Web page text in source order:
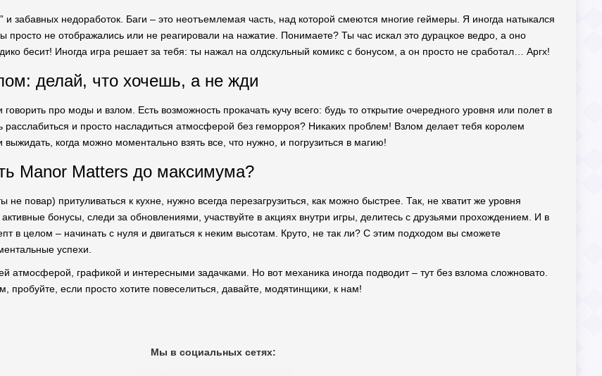
и забавных недоработок. Баги – это неотъемлемая часть, над которой смеются многие геймеры. Я иногда натыкался
просто не отображались или не реагировали на нажатие. Понимаете? Ты час искал это дурацкое ведро, а оно
бесит! Иногда игра решает за тебя: ты нажал на олдскульный комикс с бонусом, а он просто не сработал… Аргх!
делай, что хочешь, а не жди
говорить про моды и взлом. Есть возможность прокачать кучу всего: будь то открытие очередного уровня или полет в
расслабиться и просто насладиться атмосферой без геморроя? Никаких проблем! Взлом делает тебя королем
когда можно моментально взять все, что нужно, и погрузиться в магию!
Manor Matters до максимума?
не повар) притуливаться к кухне, нужно всегда перезагрузиться, как можно быстрее. Так, не хватит же уровня
бонусы, следи за обновлениями, участвуйте в акциях внутри игры, делитесь с друзьями прохождением. И в
в целом – начинать с нуля и двигаться к неким высотам. Круто, не так ли? С этим подходом вы сможете
успехи.
атмосферой, графикой и интересными задачками. Но вот механика иногда подводит – тут без взлома сложновато.
пробуйте, если просто хотите повеселиться, давайте, модятинщики, к нам!
Мы в социальных сетях: